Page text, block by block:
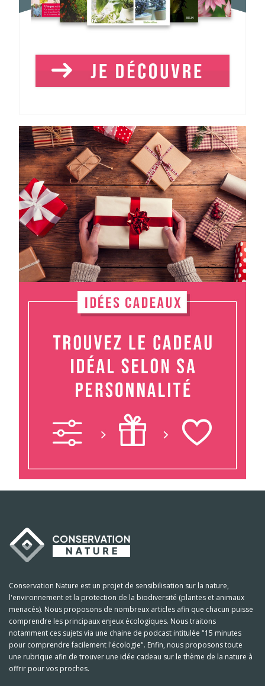
Conservation Nature est un projet de sensibilisation sur la nature,
l'environnement et la protection de la biodiversité (plantes et animaux
menacés). Nous proposons de nombreux articles afin que chacun puisse
comprendre les principaux enjeux écologiques. Nous traitons
notamment ces sujets via une chaine de podcast intitulée "15 minutes
pour comprendre facilement l'écologie". Enfin, nous proposons toute
une rubrique afin de trouver une idée cadeau sur le thème de la nature à
offrir pour vos proches.